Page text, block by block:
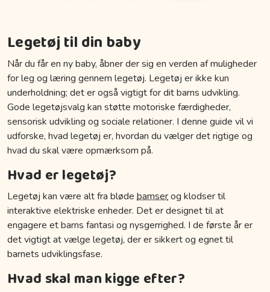
Legetøj til din baby
Når du får en ny baby, åbner der sig en verden af muligheder
for leg og læring gennem legetøj. Legetøj er ikke kun
underholdning; det er også vigtigt for dit barns udvikling.
Gode legetøjsvalg kan støtte motoriske færdigheder,
sensorisk udvikling og sociale relationer. I denne guide vil vi
udforske, hvad legetøj er, hvordan du vælger det rigtige og
hvad du skal være opmærksom på.
Hvad er legetøj?
Legetøj kan være alt fra bløde bamserog klodser til
interaktive elektriske enheder. Det er designet til at
engagere et barns fantasi og nysgerrighed. I de første år er
det vigtigt at vælge legetøj, der er sikkert og egnet til
barnets udviklingsfase.
Hvad skal man kigge efter?